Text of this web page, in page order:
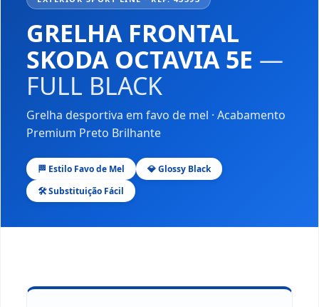
GRELHA FRONTAL
SKODA OCTAVIA 5E —
FULL BLACK
Grelha desportiva em favo de mel · Acabamento
Premium Preto Brilhante
🏁 Estilo Favo de Mel
💎 Glossy Black
🛠️ Substituição Fácil